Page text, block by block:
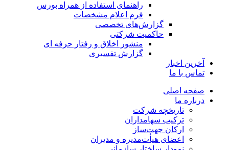
راهنمای استفاده از همراه بورس
فرم اعلام مشخصات
گزارش‌های تخصصی
حاکمیت شرکتی
منشور اخلاق و رفتار حرفه­ ای
گزارش تفسیری
آخرین اخبار
تماس با ما
صفحه اصلی
درباره ما
تاریخچه شرکت
ترکیب سهامداران
ارکان جهت‌ساز
اعضای هیأت‌مدیره و مدیران